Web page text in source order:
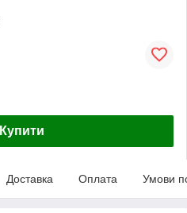
Купити
Доставка Оплата Умови